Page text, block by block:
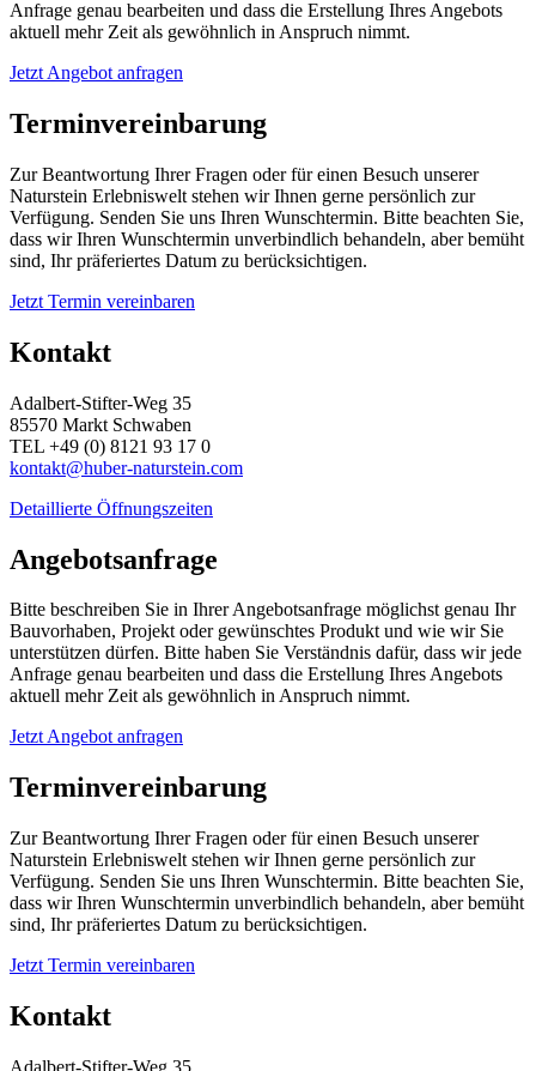
Anfrage genau bearbeiten und dass die Erstellung Ihres Angebots
aktuell mehr Zeit als gewöhnlich in Anspruch nimmt.
Jetzt Angebot anfragen
Terminvereinbarung
Zur Beantwortung Ihrer Fragen oder für einen Besuch unserer
Naturstein Erlebniswelt stehen wir Ihnen gerne persönlich zur
Verfügung. Senden Sie uns Ihren Wunschtermin. Bitte beachten Sie,
dass wir Ihren Wunschtermin unverbindlich behandeln, aber bemüht
sind, Ihr präferiertes Datum zu berücksichtigen.
Jetzt Termin vereinbaren
Kontakt
Adalbert-Stifter-Weg 35
85570 Markt Schwaben
TEL +49 (0) 8121 93 17 0
kontakt@huber-naturstein.com
Detaillierte Öffnungszeiten
Angebotsanfrage
Bitte beschreiben Sie in Ihrer Angebotsanfrage möglichst genau Ihr
Bauvorhaben, Projekt oder gewünschtes Produkt und wie wir Sie
unterstützen dürfen. Bitte haben Sie Verständnis dafür, dass wir jede
Anfrage genau bearbeiten und dass die Erstellung Ihres Angebots
aktuell mehr Zeit als gewöhnlich in Anspruch nimmt.
Jetzt Angebot anfragen
Terminvereinbarung
Zur Beantwortung Ihrer Fragen oder für einen Besuch unserer
Naturstein Erlebniswelt stehen wir Ihnen gerne persönlich zur
Verfügung. Senden Sie uns Ihren Wunschtermin. Bitte beachten Sie,
dass wir Ihren Wunschtermin unverbindlich behandeln, aber bemüht
sind, Ihr präferiertes Datum zu berücksichtigen.
Jetzt Termin vereinbaren
Kontakt
Adalbert-Stifter-Weg 35